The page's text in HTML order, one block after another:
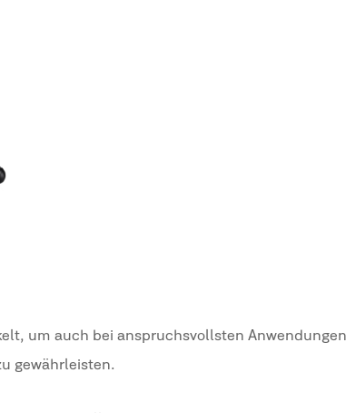
um auch bei anspruchsvollsten
gewährleisten.